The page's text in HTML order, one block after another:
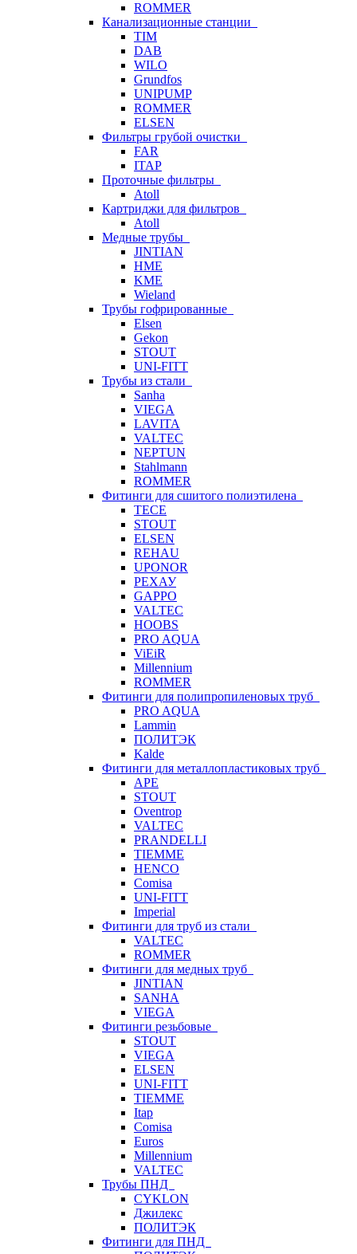
ROMMER
Канализационные станции
TIM
DAB
WILO
Grundfos
UNIPUMP
ROMMER
ELSEN
Фильтры грубой очистки
FAR
ITAP
Проточные фильтры
Atoll
Картриджи для фильтров
Atoll
Медные трубы
JINTIAN
HME
KME
Wieland
Трубы гофрированные
Elsen
Gekon
STOUT
UNI-FITT
Трубы из стали
Sanha
VIEGA
LAVITA
VALTEC
NEPTUN
Stahlmann
ROMMER
Фитинги для сшитого полиэтилена
TECE
STOUT
ELSEN
REHAU
UPONOR
РЕХАУ
GAPPO
VALTEC
HOOBS
PRO AQUA
ViEiR
Millennium
ROMMER
Фитинги для полипропиленовых труб
PRO AQUA
Lammin
ПОЛИТЭК
Kalde
Фитинги для металлопластиковых труб
APE
STOUT
Oventrop
VALTEC
PRANDELLI
TIEMME
HENCO
Comisa
UNI-FITT
Imperial
Фитинги для труб из стали
VALTEC
ROMMER
Фитинги для медных труб
JINTIAN
SANHA
VIEGA
Фитинги резьбовые
STOUT
VIEGA
ELSEN
UNI-FITT
TIEMME
Itap
Comisa
Euros
Millennium
VALTEC
Трубы ПНД
CYKLON
Джилекс
ПОЛИТЭК
Фитинги для ПНД